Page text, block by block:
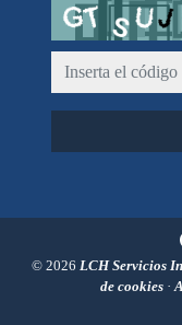
Captcha
© 2026 LCH Servicios
de cookies ·